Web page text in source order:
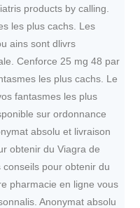
products by calling.
les plus cachs. Les
ains sont dlivrs
Cenforce 25 mg 48 par
les plus cachs. Le
fantasmes les plus
sur ordonnance
absolu et livraison
obtenir du Viagra de
pour obtenir du
pharmacie en ligne vous
Anonymat absolu